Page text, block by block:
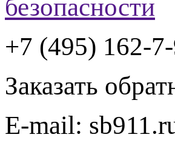
+7 (495) 162-7-
Заказать
E-mail: